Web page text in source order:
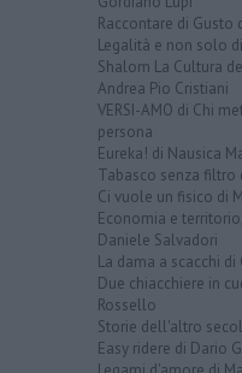
Raccontare di Gusto
Legalità e non solo
Shalom La Cultura
Andrea Pio Cristiani
VERSI-AMO di Chi
persona
Eureka! di Nausica
Tabasco senza filtro
Ci vuole un fisico di
Economia e
Daniele Salvadori
La dama a scacchi
Due chiacchiere in
Rossello
Storie dell'altro
Easy ridere di Dario